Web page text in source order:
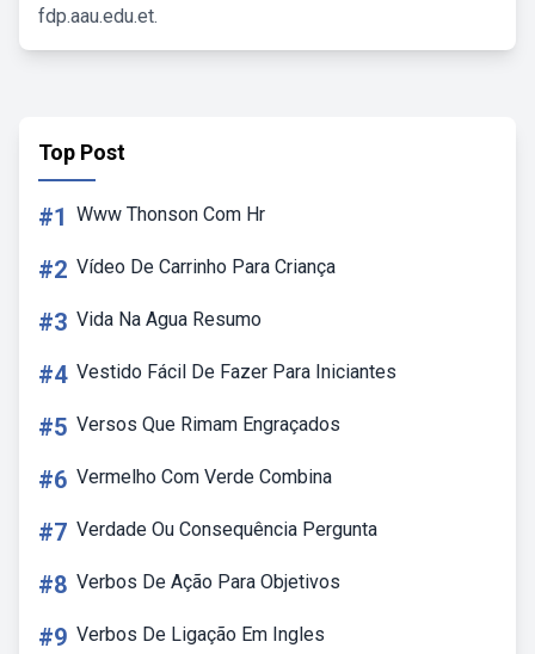
fdp.aau.edu.et.
Top Post
#1 Www Thonson Com Hr
#2 Vídeo De Carrinho Para Criança
#3 Vida Na Agua Resumo
#4 Vestido Fácil De Fazer Para Iniciantes
#5 Versos Que Rimam Engraçados
#6 Vermelho Com Verde Combina
#7 Verdade Ou Consequência Pergunta
#8 Verbos De Ação Para Objetivos
#9 Verbos De Ligação Em Ingles